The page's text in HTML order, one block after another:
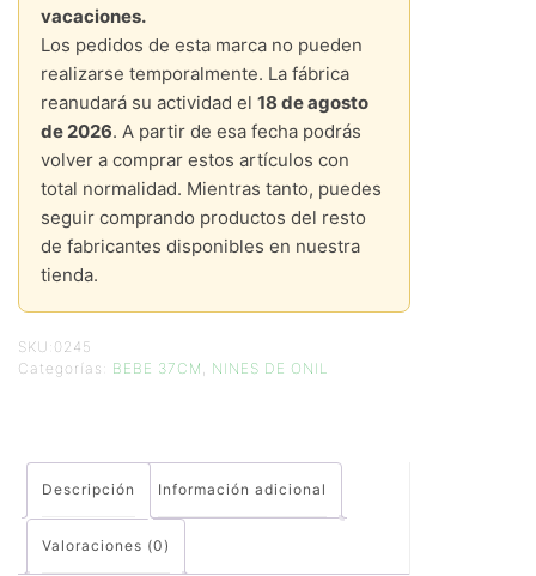
vacaciones.
Los pedidos de esta marca no pueden
realizarse temporalmente. La fábrica
reanudará su actividad el 18 de agosto
de 2026. A partir de esa fecha podrás
volver a comprar estos artículos con
total normalidad. Mientras tanto, puedes
seguir comprando productos del resto
de fabricantes disponibles en nuestra
tienda.
SKU: 0245
Categorías: BEBE 37CM NINES DE ONIL
Descripción Información adicional
Valoraciones (0)